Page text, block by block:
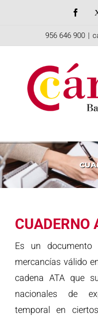
956 646 900 |
CUADERNO
Es un documento
mercancías válido
cadena ATA que
nacionales de
temporal en